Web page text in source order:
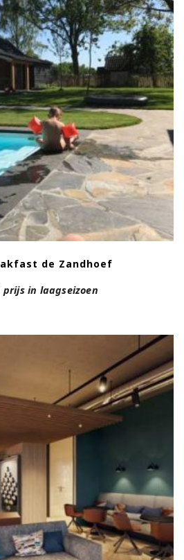
de Zandhoef
prijs in laagseizoen